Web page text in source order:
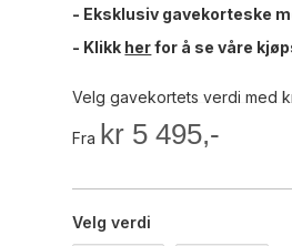
- Eksklusiv gavekorteske
- Klikk herfor å se våre
Velg gavekortets verdi med
Fra kr 5 495,-
Velg verdi